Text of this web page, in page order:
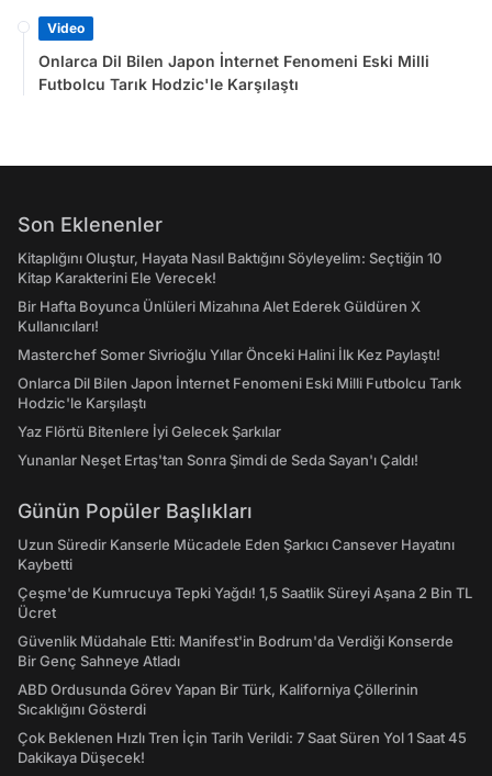
Video
Onlarca Dil Bilen Japon İnternet Fenomeni Eski Milli
Futbolcu Tarık Hodzic'le Karşılaştı
Son Eklenenler
Kitaplığını Oluştur, Hayata Nasıl Baktığını Söyleyelim: Seçtiğin 10
Kitap Karakterini Ele Verecek!
Bir Hafta Boyunca Ünlüleri Mizahına Alet Ederek Güldüren X
Kullanıcıları!
Masterchef Somer Sivrioğlu Yıllar Önceki Halini İlk Kez Paylaştı!
Onlarca Dil Bilen Japon İnternet Fenomeni Eski Milli Futbolcu Tarık
Hodzic'le Karşılaştı
Yaz Flörtü Bitenlere İyi Gelecek Şarkılar
Yunanlar Neşet Ertaş'tan Sonra Şimdi de Seda Sayan'ı Çaldı!
Günün Popüler Başlıkları
Uzun Süredir Kanserle Mücadele Eden Şarkıcı Cansever Hayatını
Kaybetti
Çeşme'de Kumrucuya Tepki Yağdı! 1,5 Saatlik Süreyi Aşana 2 Bin TL
Ücret
Güvenlik Müdahale Etti: Manifest'in Bodrum'da Verdiği Konserde
Bir Genç Sahneye Atladı
ABD Ordusunda Görev Yapan Bir Türk, Kaliforniya Çöllerinin
Sıcaklığını Gösterdi
Çok Beklenen Hızlı Tren İçin Tarih Verildi: 7 Saat Süren Yol 1 Saat 45
Dakikaya Düşecek!